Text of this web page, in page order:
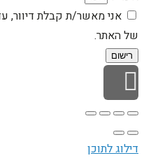
אני מאשר/ת קבלת דיוור,
של האתר.
רישום
גלילה
דילוג לתוכן